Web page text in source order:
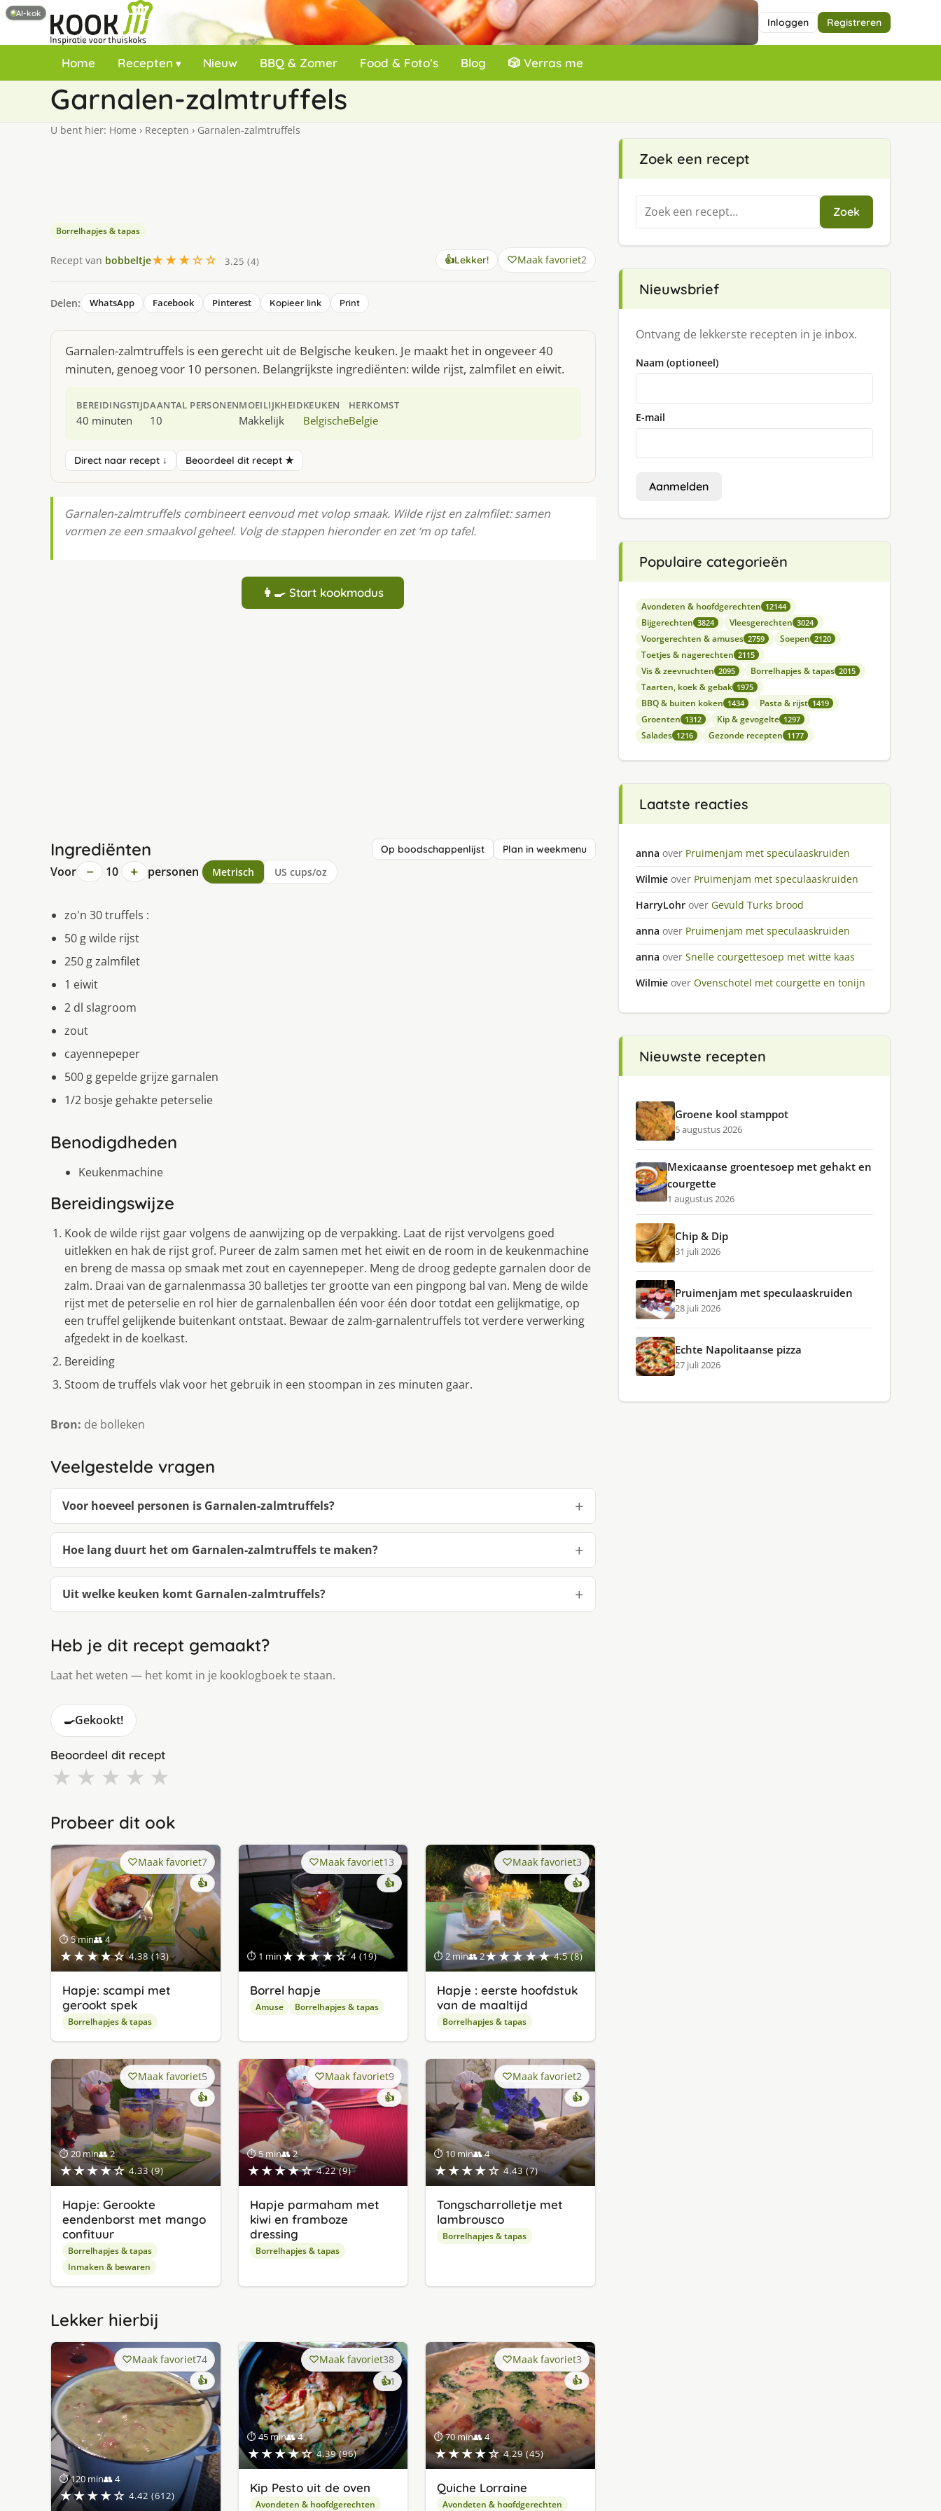
Inloggen Registreren
Home Recepten Nieuw BBQ & Zomer Food & Foto’s Blog 🎲 Verras me
Garnalen-zalmtruffels
U bent hier: Home › Recepten › Garnalen-zalmtruffels
Borrelhapjes & tapas
Recept van bobbeltje★★★☆☆ 3.25 (4) 👍Lekker! Maak favoriet2
Delen: WhatsApp Facebook Pinterest Kopieer link Print
Garnalen-zalmtruffels is een gerecht uit de Belgische keuken. Je maakt het in ongeveer 40
minuten, genoeg voor 10 personen. Belangrijkste ingrediënten: wilde rijst, zalmfilet en eiwit.
BEREIDINGSTIJD
40 minuten
AANTAL PERSONEN
10
MOEILIJKHEID
Makkelijk
KEUKEN
Belgische
HERKOMST
Belgie
Direct naar recept ↓ Beoordeel dit recept ★
Garnalen-zalmtruffels combineert eenvoud met volop smaak. Wilde rijst en zalmfilet: samen
vormen ze een smaakvol geheel. Volg de stappen hieronder en zet ‘m op tafel.
👩‍🍳 Start kookmodus
Ingrediënten Op boodschappenlijst Plan in weekmenu
Voor − 10 + personen Metrisch US cups/oz
zo'n 30 truffels :
50 g wilde rijst
250 g zalmfilet
1 eiwit
2 dl slagroom
zout
cayennepeper
500 g gepelde grijze garnalen
1/2 bosje gehakte peterselie
Benodigdheden
Keukenmachine
Bereidingswijze
Kook de wilde rijst gaar volgens de aanwijzing op de verpakking. Laat de rijst vervolgens goed
uitlekken en hak de rijst grof. Pureer de zalm samen met het eiwit en de room in de keukenmachine
en breng de massa op smaak met zout en cayennepeper. Meng de droog gedepte garnalen door de
zalm. Draai van de garnalenmassa 30 balletjes ter grootte van een pingpong bal van. Meng de wilde
rijst met de peterselie en rol hier de garnalenballen één voor één door totdat een gelijkmatige, op
een truffel gelijkende buitenkant ontstaat. Bewaar de zalm-garnalentruffels tot verdere verwerking
afgedekt in de koelkast.
Bereiding
Stoom de truffels vlak voor het gebruik in een stoompan in zes minuten gaar.
Bron: de bolleken
Veelgestelde vragen
Voor hoeveel personen is Garnalen-zalmtruffels?
Hoe lang duurt het om Garnalen-zalmtruffels te maken?
Uit welke keuken komt Garnalen-zalmtruffels?
Heb je dit recept gemaakt?
Laat het weten — het komt in je kooklogboek te staan.
🍳Gekookt!
Beoordeel dit recept
★ ★ ★ ★ ★
Probeer dit ook
⏱ 5 min👥 4
★★★★☆ 4.38 (13)
Maak favoriet7
👍
Hapje: scampi met
gerookt spek
Borrelhapjes & tapas
⏱ 1 min★★★★☆ 4 (19)
Maak favoriet13
👍
Borrel hapje
Amuse Borrelhapjes & tapas
⏱ 2 min👥 2★★★★★ 4.5 (8)
Maak favoriet3
👍
Hapje : eerste hoofdstuk
van de maaltijd
Borrelhapjes & tapas
⏱ 20 min👥 2
★★★★☆ 4.33 (9)
Maak favoriet5
👍
Hapje: Gerookte
eendenborst met mango
confituur
Borrelhapjes & tapas
Inmaken & bewaren
⏱ 5 min👥 2
★★★★☆ 4.22 (9)
Maak favoriet9
👍
Hapje parmaham met
kiwi en framboze
dressing
Borrelhapjes & tapas
⏱ 10 min👥 4
★★★★☆ 4.43 (7)
Maak favoriet2
👍
Tongscharrolletje met
lambrousco
Borrelhapjes & tapas
Lekker hierbij
⏱ 120 min👥 4
★★★★☆ 4.42 (612)
Maak favoriet74
👍
⏱ 45 min👥 4
★★★★☆ 4.39 (96)
Maak favoriet38
👍1 keer
lekker
gevonden
Kip Pesto uit de oven
Avondeten & hoofdgerechten
⏱ 70 min👥 4
★★★★☆ 4.29 (45)
Maak favoriet3
👍
Quiche Lorraine
Avondeten & hoofdgerechten
Zoek een recept
Zoeken
naar:
Zoek
Nieuwsbrief
Ontvang de lekkerste recepten in je inbox.
Naam (optioneel)
E-mail
Aanmelden
Populaire categorieën
Avondeten & hoofdgerechten 12144
Bijgerechten 3824 Vleesgerechten 3024
Voorgerechten & amuses 2759 Soepen 2120
Toetjes & nagerechten 2115
Vis & zeevruchten 2095 Borrelhapjes & tapas 2015
Taarten, koek & gebak 1975
BBQ & buiten koken 1434 Pasta & rijst 1419
Groenten 1312 Kip & gevogelte 1297
Salades 1216 Gezonde recepten 1177
Laatste reacties
anna over Pruimenjam met speculaaskruiden
Wilmie over Pruimenjam met speculaaskruiden
HarryLohr over Gevuld Turks brood
anna over Pruimenjam met speculaaskruiden
anna over Snelle courgettesoep met witte kaas
Wilmie over Ovenschotel met courgette en tonijn
Nieuwste recepten
Groene kool stamppot
5 augustus 2026
Mexicaanse groentesoep met gehakt en
courgette
1 augustus 2026
Chip & Dip
31 juli 2026
Pruimenjam met speculaaskruiden
28 juli 2026
AI-kok
Echte Napolitaanse pizza
27 juli 2026